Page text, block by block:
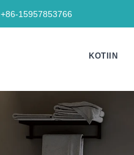
+86-15957853766
KOTIIN